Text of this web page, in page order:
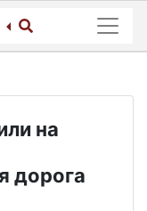
на
дорога